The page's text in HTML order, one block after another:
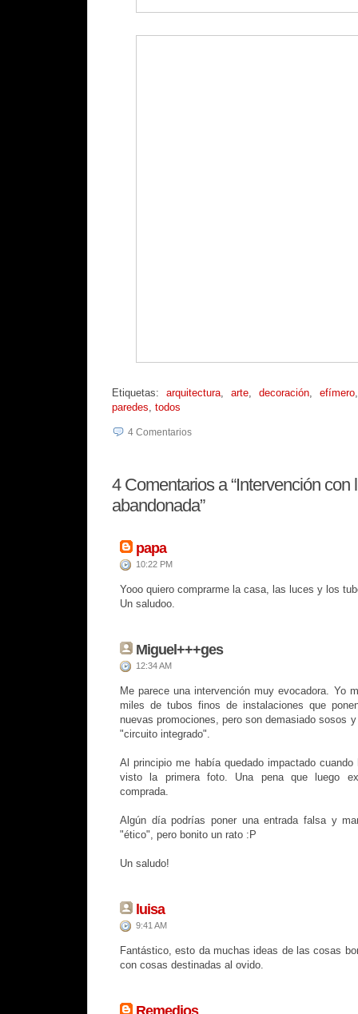
Etiquetas: arquitectura arte decoración efímero
paredes todos
4 Comentarios
4Comentarios a “Intervención con
abandonada”
papa
10:22 PM
Yooo quiero comprarme la casa, las luces y los
Un saludoo.
Miguel+++ges
12:34 AM
Me parece una intervención muy evocadora. Yo
miles de tubos finos de instalaciones que
nuevas promociones, pero son demasiado sosos
"circuito integrado".
Al principio me había quedado impactado
visto la primera foto. Una pena que luego
comprada.
Algún día podrías poner una entrada falsa y
"ético", pero bonito un rato :P
Un saludo!
luisa
9:41 AM
Fantástico, esto da muchas ideas de las cosas
con cosas destinadas al ovido.
Remedios